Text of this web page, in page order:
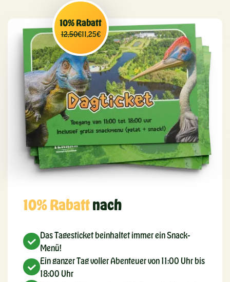
10% Rabatt
12,50€11,25€
10% Rabattnach
Das Tagesticket beinhaltet immer ein Snack-
Menü!
Ein ganzer Tag voller Abenteuer von 11:00 Uhr bis
18:00 Uhr